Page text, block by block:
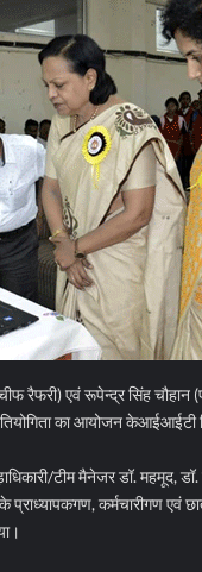
रैफरी) एवं रूपेन्द्र सिंह चौहान
का आयोजन
टीम मैनेजर डॉ. महमूद, डॉ.
के प्राध्यापकगण, कर्मचारीगण